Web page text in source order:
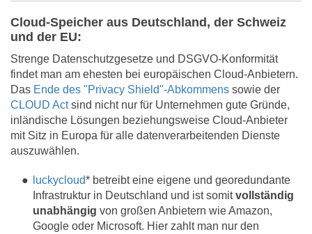
Cloud-Speicher aus Deutschland, der Schweiz
und der EU:
Strenge Datenschutzgesetze und DSGVO-Konformität
findet man am ehesten bei europäischen Cloud-Anbietern.
Das Ende des "Privacy Shield"-Abkommens sowie der
CLOUD Actsind nicht nur für Unternehmen gute Gründe,
inländische Lösungen beziehungsweise Cloud-Anbieter
mit Sitz in Europa für alle datenverarbeitenden Dienste
auszuwählen.
luckycloud* betreibt eine eigene und georedundante
Infrastruktur in Deutschland und ist somitvollständig
unabhängig von großen Anbietern wie Amazon,
Google oder Microsoft. Hier zahlt man nur den